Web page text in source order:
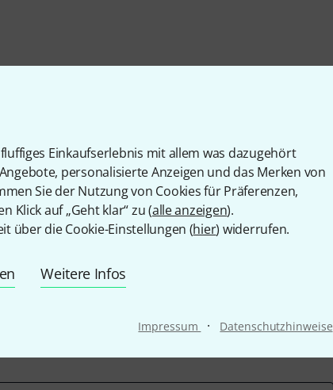
Einkaufserlebnis mit allem was dazugehört
personalisierte Anzeigen und das Merken von
Sie der Nutzung von Cookies für Präferenzen,
Klick auf „Geht klar“ zu (alle anzeigen).
über die Cookie-Einstellungen (hier) widerrufen.
Weitere Infos
Impressum · Datenschutzhinweise
sehen?
& Feedback